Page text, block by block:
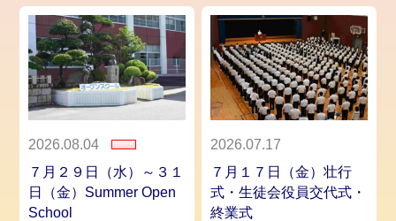
2026.08.04
７月２９日（水）～３１
日（金）Summer Open
School
2026.07.17
７月１７日（金）壮行
式・生徒会役員交代式・
終業式